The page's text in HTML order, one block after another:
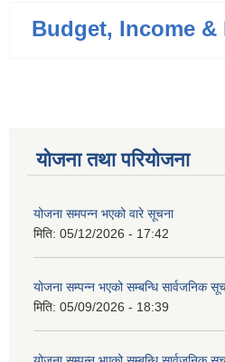
Budget, Income &
योजना तथा परियोजना
योजना समपन्न भएको वारे सूचना
मिति: 05/12/2026 - 17:42
योजना सम्पन्न भएको सम्बन्धि सार्वजनिक
मिति: 05/09/2026 - 18:39